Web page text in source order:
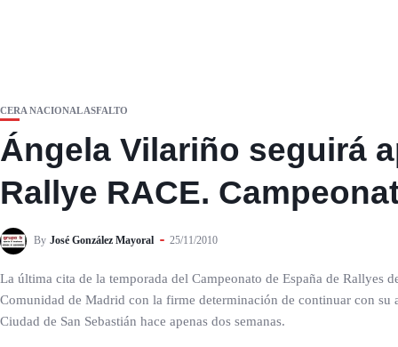
CERA NACIONAL ASFALTO
Ángela Vilariño seguirá
Rallye RACE.
By José González Mayoral 25/11/2010
La última cita de la temporada del Campeonato de España de Rallyes
Comunidad de Madrid con la firme determinación de continuar con
Ciudad de San Sebastián hace apenas dos semanas.